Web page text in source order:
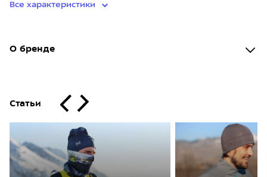
Все характеристики
О бренде
Статьи